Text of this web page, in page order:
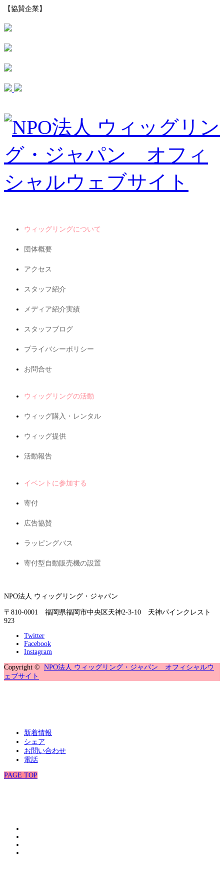
【協賛企業】
ウィッグリングについて
団体概要
アクセス
スタッフ紹介
メディア紹介実績
スタッフブログ
プライバシーポリシー
お問合せ
ウィッグリングの活動
ウィッグ購入・レンタル
ウィッグ提供
活動報告
イベントに参加する
寄付
広告協賛
ラッピングバス
寄付型自動販売機の設置
NPO法人 ウィッグリング・ジャパン
〒810-0001 福岡県福岡市中央区天神2-3-10 天神パインクレスト
923
Twitter
Facebook
Instagram
Copyright © NPO法人 ウィッグリング・ジャパン オフィシャルウ
ェブサイト
新着情報
シェア
お問い合わせ
電話
PAGE TOP